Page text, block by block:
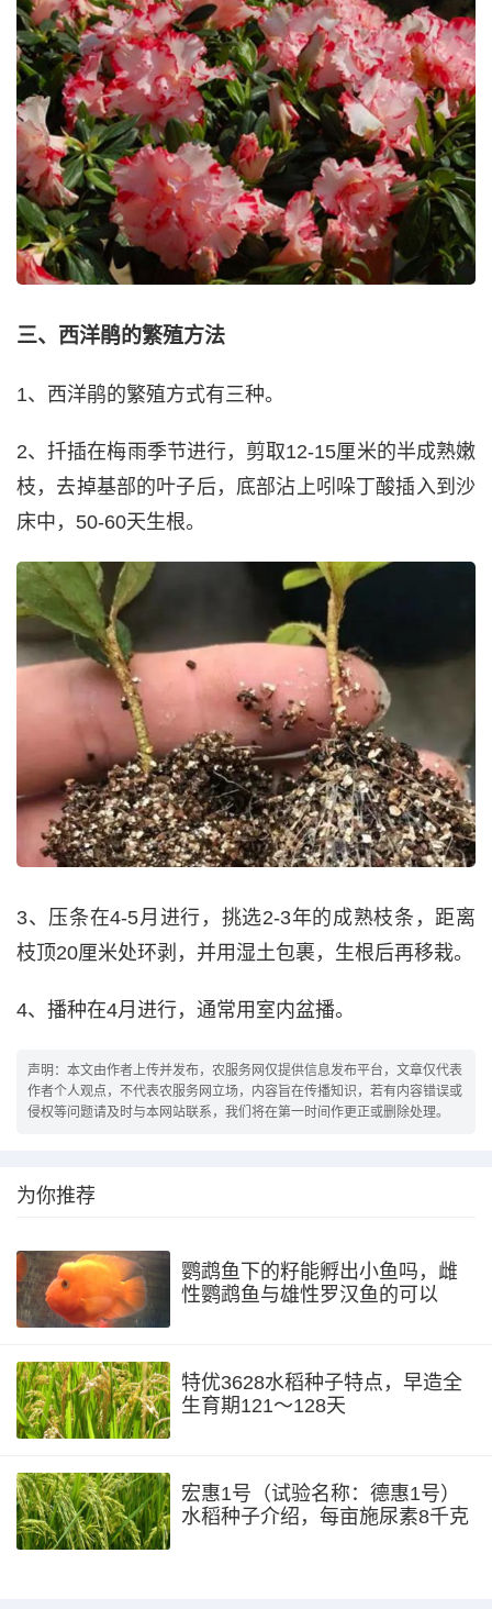
三、西洋鹃的繁殖方法
1、西洋鹃的繁殖方式有三种。
2、扦插在梅雨季节进行，剪取12-15厘米的半成熟嫩
枝，去掉基部的叶子后，底部沾上吲哚丁酸插入到沙
床中，50-60天生根。
3、压条在4-5月进行，挑选2-3年的成熟枝条，距离
枝顶20厘米处环剥，并用湿土包裹，生根后再移栽。
4、播种在4月进行，通常用室内盆播。
声明：本文由作者上传并发布，农服务网仅提供信息发布平台，文章仅代表
作者个人观点，不代表农服务网立场，内容旨在传播知识，若有内容错误或
侵权等问题请及时与本网站联系，我们将在第一时间作更正或删除处理。
为你推荐
鹦鹉鱼下的籽能孵出小鱼吗，雌
性鹦鹉鱼与雄性罗汉鱼的可以
特优3628水稻种子特点，早造全
生育期121～128天
宏惠1号（试验名称：德惠1号）
水稻种子介绍，每亩施尿素8千克